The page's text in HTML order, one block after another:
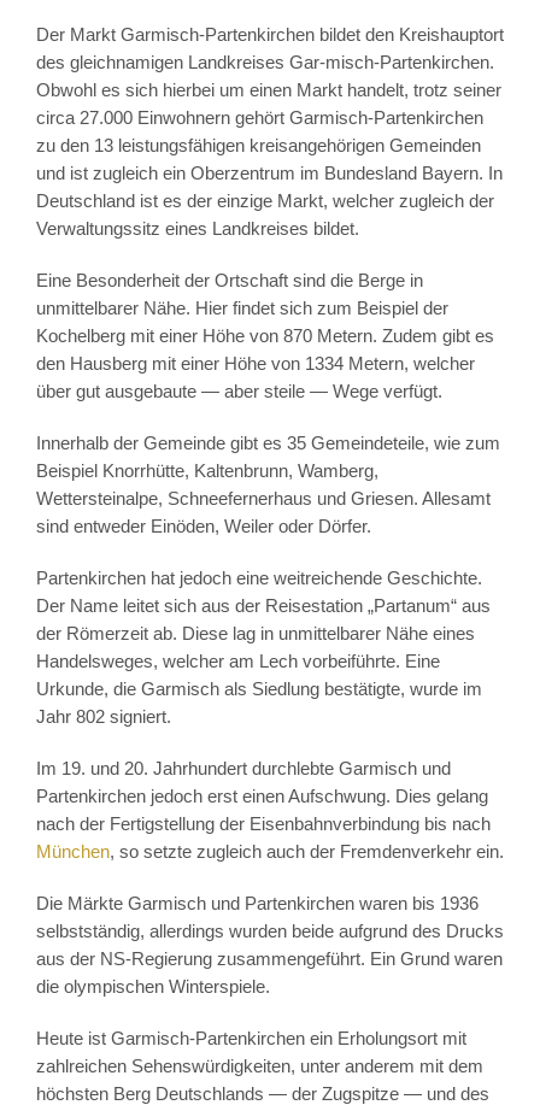
Der Markt Garmisch-Partenkirchen bildet den Kreishauptort
des gleichnamigen Landkreises Gar-misch-Partenkirchen.
Obwohl es sich hierbei um einen Markt handelt, trotz seiner
circa 27.000 Einwohnern gehört Garmisch-Partenkirchen
zu den 13 leistungsfähigen kreisangehörigen Gemeinden
und ist zugleich ein Oberzentrum im Bundesland Bayern. In
Deutschland ist es der einzige Markt, welcher zugleich der
Verwaltungssitz eines Landkreises bildet.
Eine Besonderheit der Ortschaft sind die Berge in
unmittelbarer Nähe. Hier findet sich zum Beispiel der
Kochelberg mit einer Höhe von 870 Metern. Zudem gibt es
den Hausberg mit einer Höhe von 1334 Metern, welcher
über gut ausgebaute — aber steile — Wege verfügt.
Innerhalb der Gemeinde gibt es 35 Gemeindeteile, wie zum
Beispiel Knorrhütte, Kaltenbrunn, Wamberg,
Wettersteinalpe, Schneefernerhaus und Griesen. Allesamt
sind entweder Einöden, Weiler oder Dörfer.
Partenkirchen hat jedoch eine weitreichende Geschichte.
Der Name leitet sich aus der Reisestation „Partanum“ aus
der Römerzeit ab. Diese lag in unmittelbarer Nähe eines
Handelsweges, welcher am Lech vorbeiführte. Eine
Urkunde, die Garmisch als Siedlung bestätigte, wurde im
Jahr 802 signiert.
Im 19. und 20. Jahrhundert durchlebte Garmisch und
Partenkirchen jedoch erst einen Aufschwung. Dies gelang
nach der Fertigstellung der Eisenbahnverbindung bis nach
München, so setzte zugleich auch der Fremdenverkehr ein.
Die Märkte Garmisch und Partenkirchen waren bis 1936
selbstständig, allerdings wurden beide aufgrund des Drucks
aus der NS-Regierung zusammengeführt. Ein Grund waren
die olympischen Winterspiele.
Heute ist Garmisch-Partenkirchen ein Erholungsort mit
zahlreichen Sehenswürdigkeiten, unter anderem mit dem
höchsten Berg Deutschlands — der Zugspitze — und des